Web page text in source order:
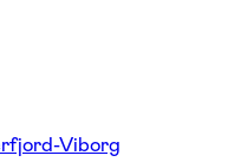
Viborg